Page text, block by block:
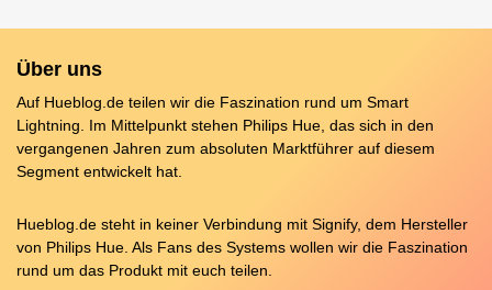
Über uns
Auf Hueblog.de teilen wir die Faszination rund um Smart
Lightning. Im Mittelpunkt stehen Philips Hue, das sich in den
vergangenen Jahren zum absoluten Marktführer auf diesem
Segment entwickelt hat.
Hueblog.de steht in keiner Verbindung mit Signify, dem Hersteller
von Philips Hue. Als Fans des Systems wollen wir die Faszination
rund um das Produkt mit euch teilen.